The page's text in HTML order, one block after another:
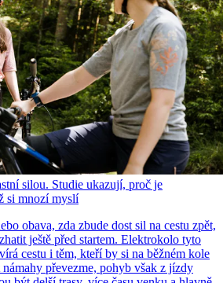
silou. Studie ukazují, proč je
si mnozí myslí
obava, zda zbude dost sil na cestu zpět,
ještě před startem. Elektrokolo tyto
cestu i těm, kteří by si na běžném kole
převezme, pohyb však z jízdy